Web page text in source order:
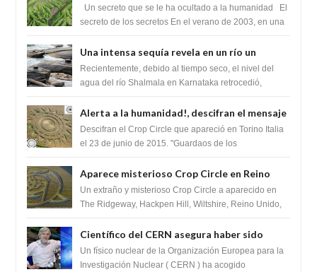
cambiaría por completo el destino de la
humanidad
Un secreto que se le ha ocultado a la humanidad El
secreto de los secretos En el verano de 2003, en una
Una intensa sequía revela en un río un
impresionante hallazgo de miles de Shiva
Lingas
Recientemente, debido al tiempo seco, el nivel del
agua del río Shalmala en Karnataka retrocedió,
Alerta a la humanidad!, descifran el mensaje
del Crop Circle de Torino ,Italia
Descifran el Crop Circle que apareció en Torino Italia
el 23 de junio de 2015. "Guardaos de los
Aparece misterioso Crop Circle en Reino
Unido 23 de junio 2016
Un extraño y misterioso Crop Circle a aparecido en
The Ridgeway, Hackpen Hill, Wiltshire, Reino Unido,
Científico del CERN asegura haber sido
ayudado por seres de luz durante una
prueba del Colisionador de Hadrones
Un físico nuclear de la Organización Europea para la
Investigación Nuclear ( CERN ) ha acogido